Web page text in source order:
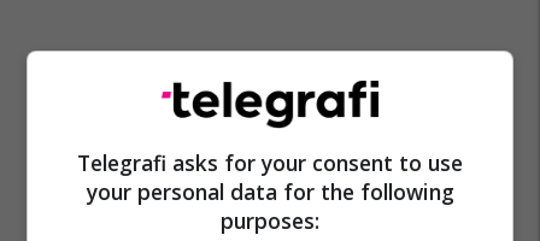
Telegrafi asks for your consent to use
your personal data for the following
purposes: